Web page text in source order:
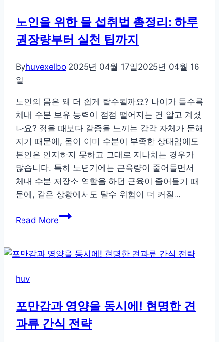
필
수
타
음
식
추
천
노인을 위한 물 섭취법 총정리: 하루
권장량부터 실천 팁까지
Byhuvexelbo 2025년 04월 17일2025년 04월 16
일
노인의 몸은 왜 더 쉽게 탈수될까요? 나이가 들수록
체내 수분 보유 능력이 점점 떨어지는 건 알고 계셨
나요? 젊을 때보다 갈증을 느끼는 감각 자체가 둔해
지기 때문에, 몸이 이미 수분이 부족한 상태임에도
본인은 인지하지 못하고 그대로 지나치는 경우가
많습니다. 특히 노년기에는 근육량이 줄어들면서
체내 수분 저장소 역할을 하던 근육이 줄어들기 때
문에, 같은 상황에서도 탈수 위험이 더 커질…
Read More노
위
취
법
huv
포만감과 영양을 동시에! 현명한 견
과류 간식 전략